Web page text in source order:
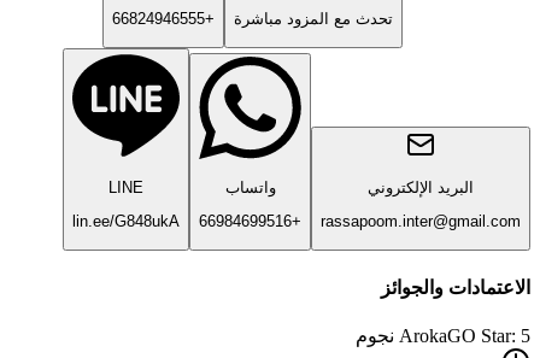
تحدث مع المزود مباشرة +66824946555
البريد الإلكتروني
rassapoom.inter@gmail.com
واتساب
+66984699516
LINE
lin.ee/G848ukA
الاعتمادات والجوائز
ArokaGO Star: 5 نجوم